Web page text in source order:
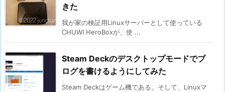
きた
我が家の検証用Linuxサーバーとして使っている
CHUWI HeroBoxが、使 ...
Steam Deckのデスクトップモードでブ
ログを書けるようにしてみた
Steam Deckはゲーム機である。そして、Linuxマ